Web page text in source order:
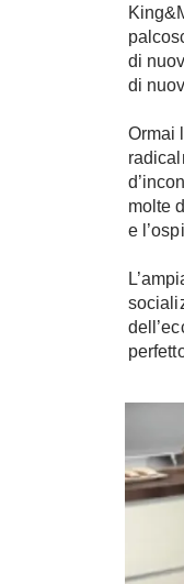
di
di
Ormai
molte
e